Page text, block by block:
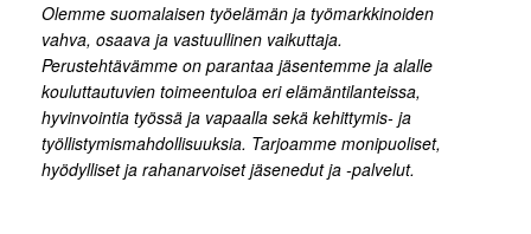
Olemme suomalaisen työelämän ja työmarkkinoiden
vahva, osaava ja vastuullinen vaikuttaja.
Perustehtävämme on parantaa jäsentemme ja alalle
kouluttautuvien toimeentuloa eri elämäntilanteissa,
hyvinvointia työssä ja vapaalla sekä kehittymis- ja
työllistymismahdollisuuksia. Tarjoamme monipuoliset,
hyödylliset ja rahanarvoiset jäsenedut ja -palvelut.